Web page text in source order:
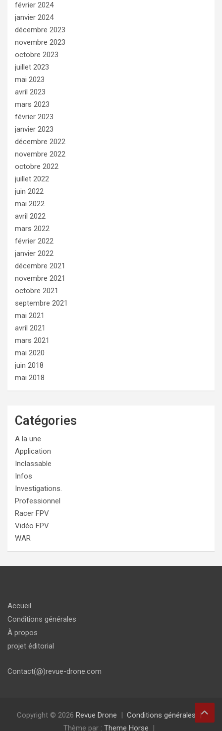
février 2024
janvier 2024
décembre 2023
novembre 2023
octobre 2023
juillet 2023
mai 2023
avril 2023
mars 2023
février 2023
janvier 2023
décembre 2022
novembre 2022
octobre 2022
juillet 2022
juin 2022
mai 2022
avril 2022
mars 2022
février 2022
janvier 2022
décembre 2021
novembre 2021
octobre 2021
septembre 2021
mai 2021
avril 2021
mars 2021
mai 2020
juin 2018
mai 2018
Catégories
A la une
Application
Inclassable
Infos
Investigations.
Professionnel
Racer FPV
Vidéo FPV
WAR
Accueil
Conditions générales
À propos
projet éditorial
Contact(@)revue-drone.com
Copyright © 2026 Revue Drone
Conditions générales
Thème par : Theme Horse